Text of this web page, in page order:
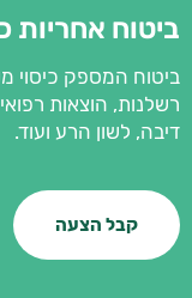
ביטוח אחריות
ביטוח המספק כיסוי
רשלנות, הוצאות
דיבה, לשון הרע ועוד.
קבל הצעה